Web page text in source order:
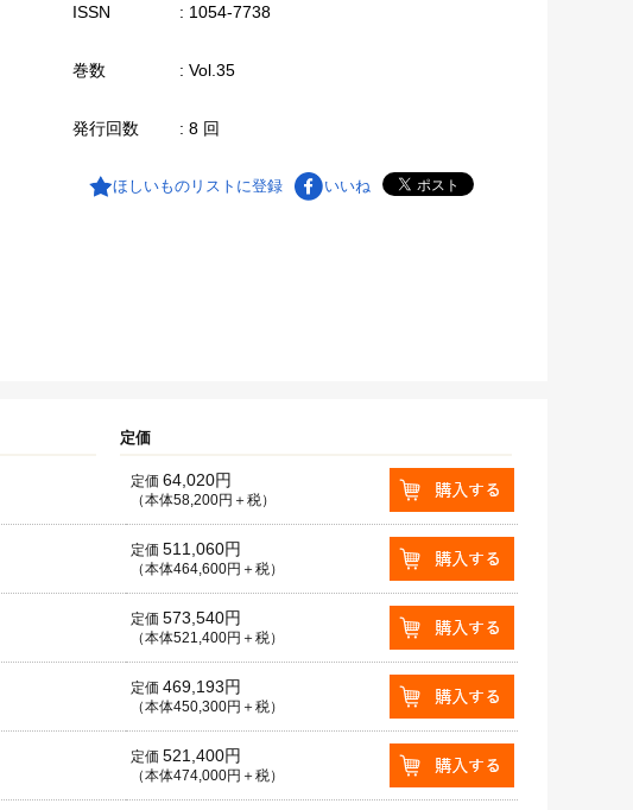
ISSN : 1054-7738
巻数 : Vol.35
発行回数 : 8 回
ほしいものリストに登録 いいね
定価
定価 64,020円
（本体58,200円＋税）
定価 511,060円
（本体464,600円＋税）
定価 573,540円
（本体521,400円＋税）
定価 469,193円
（本体450,300円＋税）
定価 521,400円
（本体474,000円＋税）